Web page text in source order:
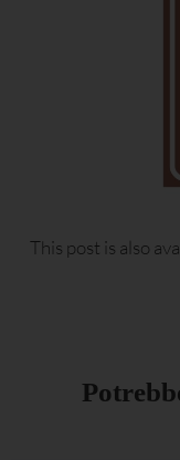
This post is also